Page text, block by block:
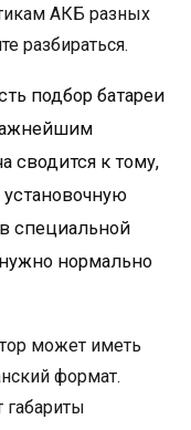
АКБ разных
разбираться.
подбор батареи
сводится к тому,
установочную
специальной
нормально
может иметь
формат.